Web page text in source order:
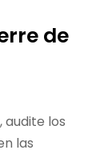
de
audite los
las